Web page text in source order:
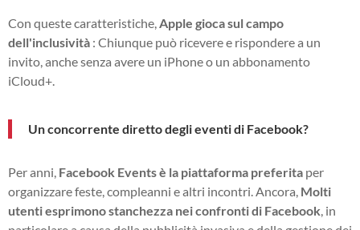
Con queste caratteristiche, Apple gioca sul campo
dell'inclusività : Chiunque può ricevere e rispondere a un
invito, anche senza avere un iPhone o un abbonamento
iCloud+.
Un concorrente diretto degli eventi di Facebook?
Per anni, Facebook Events è la piattaforma preferita per
organizzare feste, compleanni e altri incontri. Ancora, Molti
utenti esprimono stanchezza nei confronti di Facebook , in